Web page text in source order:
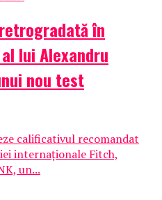
în
al lui Alexandru
nou test
calificativul recomandat
internaționale Fitch,
un...